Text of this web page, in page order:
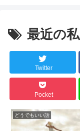
最近の私
Twitter
Pocket
どうでもいい話